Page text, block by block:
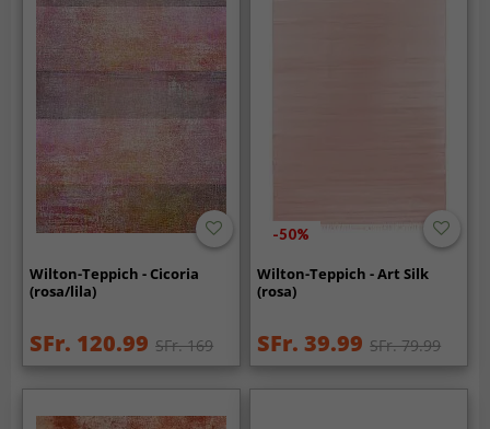
Wilton-Teppich - Cicoria
(rosa/lila)
SFr. 120.99 SFr. 169
-50%
Wilton-Teppich - Art Silk
(rosa)
SFr. 39.99 SFr. 79.99